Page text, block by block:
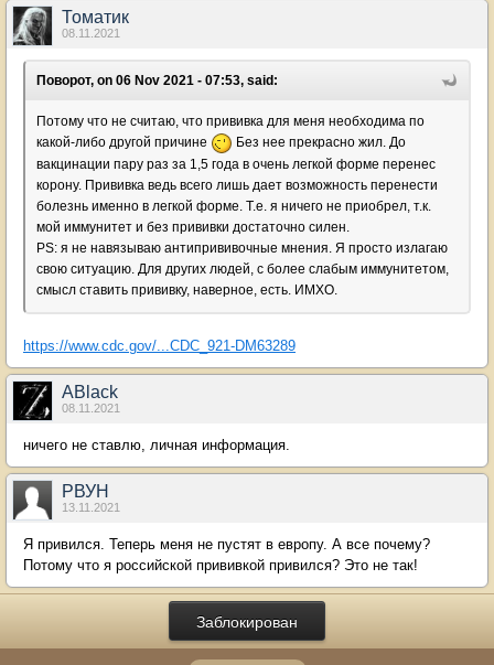
Томатик
08.11.2021
Поворот, on 06 Nov 2021 - 07:53, said:
Потому что не считаю, что прививка для меня необходима по
какой-либо другой причине
Без нее прекрасно жил. До
вакцинации пару раз за 1,5 года в очень легкой форме перенес
корону. Прививка ведь всего лишь дает возможность перенести
болезнь именно в легкой форме. Т.е. я ничего не приобрел, т.к.
мой иммунитет и без прививки достаточно силен.
PS: я не навязываю антипрививочные мнения. Я просто излагаю
свою ситуацию. Для других людей, с более слабым иммунитетом,
смысл ставить прививку, наверное, есть. ИМХО.
https://www.cdc.gov/...CDC_921-DM63289
ABlack
08.11.2021
ничего не ставлю, личная информация.
РВУН
13.11.2021
Я привился. Теперь меня не пустят в европу. А все почему?
Потому что я российской прививкой привился? Это не так!
Заблокирован